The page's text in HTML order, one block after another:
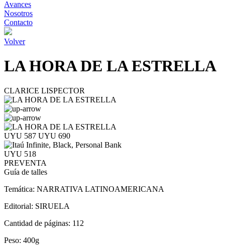
Avances
Nosotros
Contacto
Volver
LA HORA DE LA ESTRELLA
CLARICE LISPECTOR
UYU 587 UYU 690
UYU 518
PREVENTA
Guía de talles
Temática: NARRATIVA LATINOAMERICANA
Editorial: SIRUELA
Cantidad de páginas: 112
Peso: 400g